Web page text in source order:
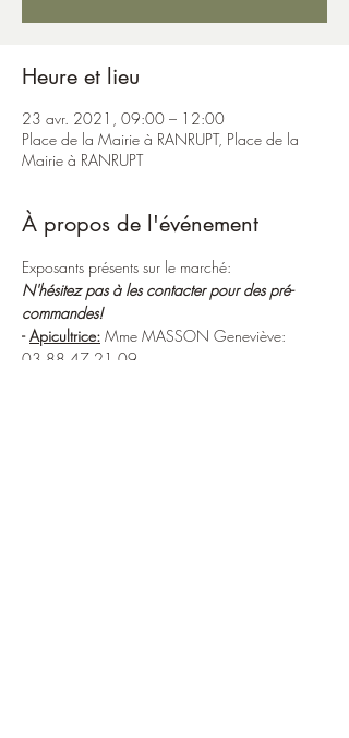
Heure et lieu
23 avr. 2021, 09:00 – 12:00
Place de la Mairie à RANRUPT, Place de la
Mairie à RANRUPT
À propos de l'événement
Exposants présents sur le marché:
N'hésitez pas à les contacter pour des pré-
commandes!
- Apicultrice: Mme MASSON Geneviève:
03.88.47.21.09.